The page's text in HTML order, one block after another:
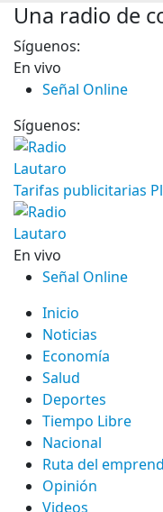
Una radio de
Síguenos:
En vivo
Señal Online
Síguenos:
Tarifas publicitarias
En vivo
Señal Online
Inicio
Noticias
Economía
Salud
Deportes
Tiempo Libre
Nacional
Ruta del
Opinión
Videos